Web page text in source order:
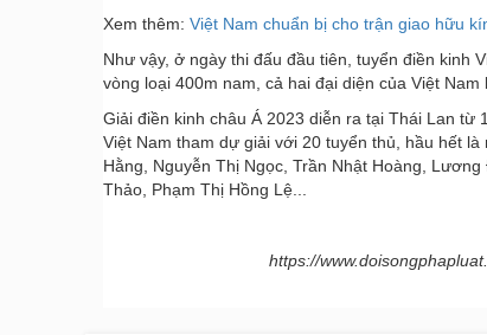
Xem thêm: Việt Nam chuẩn bị cho trận giao hữu
Như vậy, ở ngày thi đấu đầu tiên, tuyển điền kinh
vòng loại 400m nam, cả hai đại diện của Việt
Giải điền kinh châu Á 2023 diễn ra tại Thái Lan
Việt Nam tham dự giải với 20 tuyển thủ, hầu hết
Hằng, Nguyễn Thị Ngọc, Trần Nhật Hoàng,
Thảo, Phạm Thị Hồng Lệ...
https://